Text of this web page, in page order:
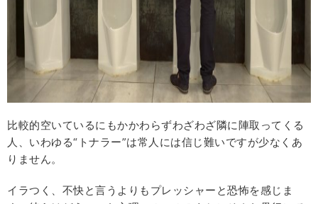
比較的空いているにもかかわらずわざわざ隣に陣取ってくる
人、いわゆる“トナラー”は常人には信じ難いですが少なくあ
りません。
イラつく、不快と言うよりもプレッシャーと恐怖を感じま